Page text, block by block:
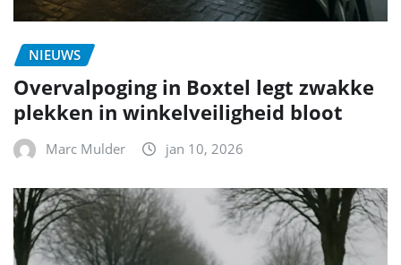
NIEUWS
Overvalpoging in Boxtel legt zwakke
plekken in winkelveiligheid bloot
Marc Mulder jan 10, 2026